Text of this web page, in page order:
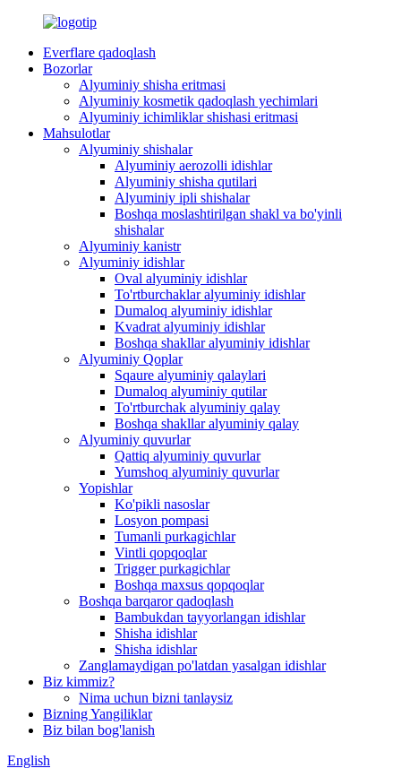
Everflare qadoqlash
Bozorlar
Alyuminiy shisha eritmasi
Alyuminiy kosmetik qadoqlash yechimlari
Alyuminiy ichimliklar shishasi eritmasi
Mahsulotlar
Alyuminiy shishalar
Alyuminiy aerozolli idishlar
Alyuminiy shisha qutilari
Alyuminiy ipli shishalar
Boshqa moslashtirilgan shakl va bo'yinli
shishalar
Alyuminiy kanistr
Alyuminiy idishlar
Oval alyuminiy idishlar
To'rtburchaklar alyuminiy idishlar
Dumaloq alyuminiy idishlar
Kvadrat alyuminiy idishlar
Boshqa shakllar alyuminiy idishlar
Alyuminiy Qoplar
Sqaure alyuminiy qalaylari
Dumaloq alyuminiy qutilar
To'rtburchak alyuminiy qalay
Boshqa shakllar alyuminiy qalay
Alyuminiy quvurlar
Qattiq alyuminiy quvurlar
Yumshoq alyuminiy quvurlar
Yopishlar
Ko'pikli nasoslar
Losyon pompasi
Tumanli purkagichlar
Vintli qopqoqlar
Trigger purkagichlar
Boshqa maxsus qopqoqlar
Boshqa barqaror qadoqlash
Bambukdan tayyorlangan idishlar
Shisha idishlar
Shisha idishlar
Zanglamaydigan po'latdan yasalgan idishlar
Biz kimmiz?
Nima uchun bizni tanlaysiz
Bizning Yangiliklar
Biz bilan bog'lanish
English